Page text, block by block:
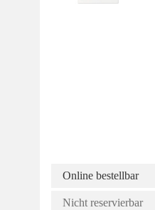
Online bestellbar
Nicht reservierbar